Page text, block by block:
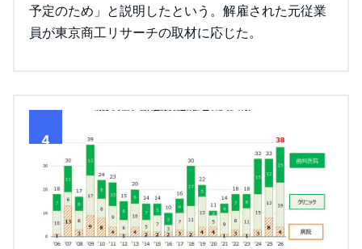
予定のため」と説明したという。解雇された元従業
員が東京商工リサーチの取材に応じた。
4